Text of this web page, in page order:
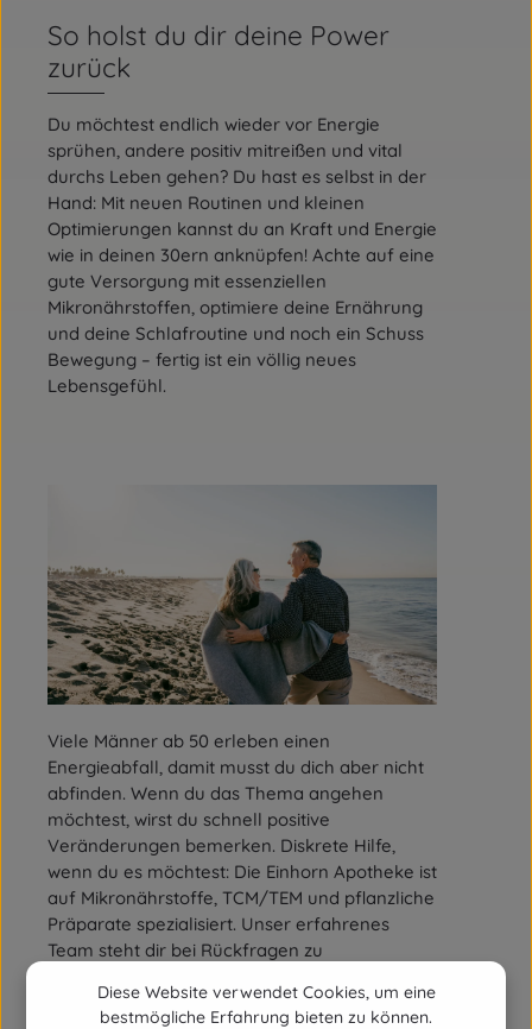
So holst du dir deine Power
zurück
Du möchtest endlich wieder vor Energie
sprühen, andere positiv mitreißen und vital
durchs Leben gehen? Du hast es selbst in der
Hand: Mit neuen Routinen und kleinen
Optimierungen kannst du an Kraft und Energie
wie in deinen 30ern anknüpfen! Achte auf eine
gute Versorgung mit essenziellen
Mikronährstoffen, optimiere deine Ernährung
und deine Schlafroutine und noch ein Schuss
Bewegung – fertig ist ein völlig neues
Lebensgefühl.
Viele Männer ab 50 erleben einen
Energieabfall, damit musst du dich aber nicht
abfinden. Wenn du das Thema angehen
möchtest, wirst du schnell positive
Veränderungen bemerken. Diskrete Hilfe,
wenn du es möchtest: Die Einhorn Apotheke ist
auf Mikronährstoffe, TCM/TEM und pflanzliche
Präparate spezialisiert. Unser erfahrenes
Team steht dir bei Rückfragen zu
Wechselwirkungen gerne beratend zur Seite.
Diese Website verwendet Cookies, um eine
bestmögliche Erfahrung bieten zu können.